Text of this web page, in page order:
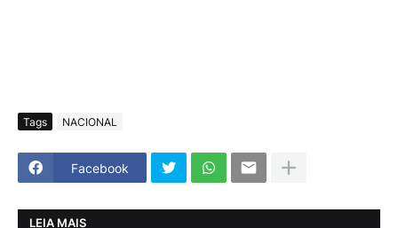
Tags NACIONAL
Facebook
LEIA MAIS